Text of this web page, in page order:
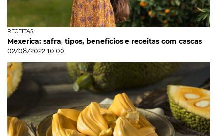
RECEITAS
Mexerica: safra, tipos, benefícios e receitas com cascas
02/08/2022 10:00